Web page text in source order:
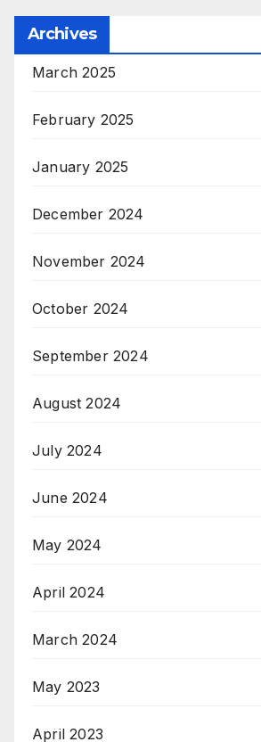
Archives
March 2025
February 2025
January 2025
December 2024
November 2024
October 2024
September 2024
August 2024
July 2024
June 2024
May 2024
April 2024
March 2024
May 2023
April 2023